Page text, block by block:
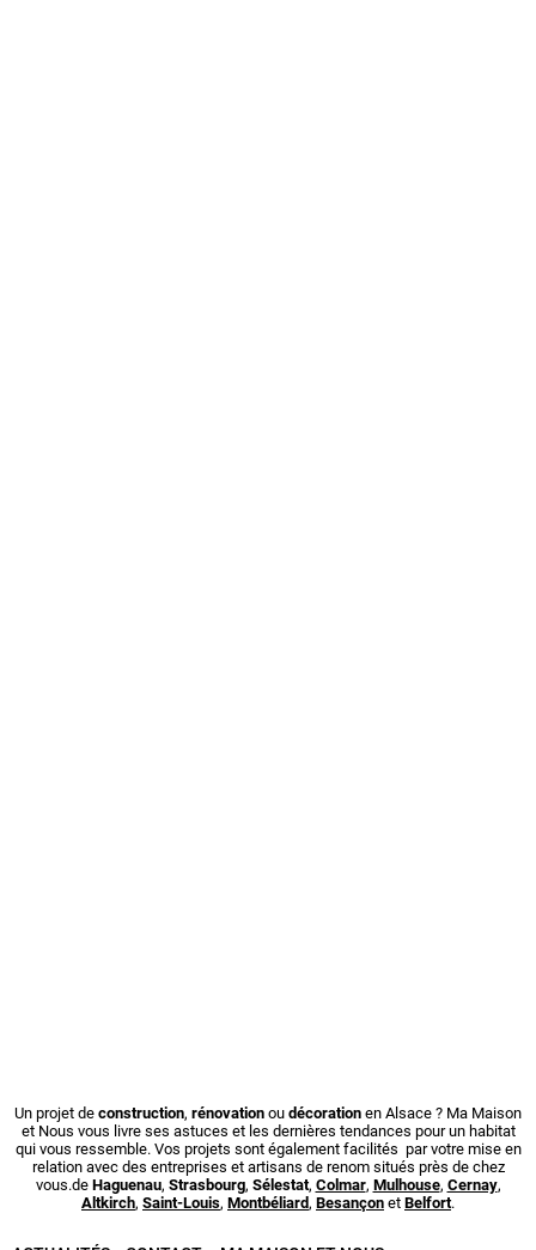
Un projet de construction, rénovation ou décoration en Alsace ? Ma Maison
et Nous vous livre ses astuces et les dernières tendances pour un habitat
qui vous ressemble. Vos projets sont également facilités par votre mise en
relation avec des entreprises et artisans de renom situés près de chez
vous.de Haguenau, Strasbourg, Sélestat, Colmar, Mulhouse, Cernay,
Altkirch, Saint-Louis, Montbéliard, Besançon et Belfort.